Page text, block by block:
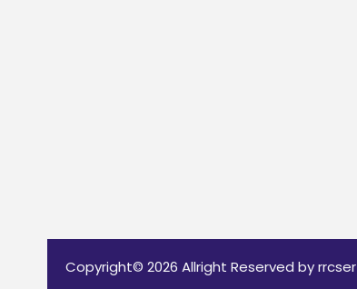
Copyright© 2026 Allright Reserved by rrcser